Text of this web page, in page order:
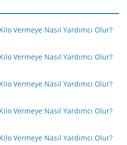
Vermeye Nasıl Yardımcı Olur?
Vermeye Nasıl Yardımcı Olur?
Vermeye Nasıl Yardımcı Olur?
Vermeye Nasıl Yardımcı Olur?
Vermeye Nasıl Yardımcı Olur?